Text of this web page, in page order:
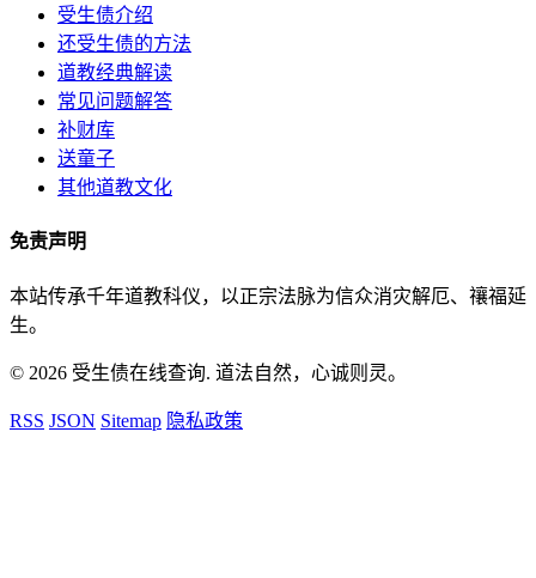
受生债介绍
还受生债的方法
道教经典解读
常见问题解答
补财库
送童子
其他道教文化
免责声明
本站传承千年道教科仪，以正宗法脉为信众消灾解厄、禳福延
生。
© 2026 受生债在线查询. 道法自然，心诚则灵。
RSS JSON Sitemap 隐私政策